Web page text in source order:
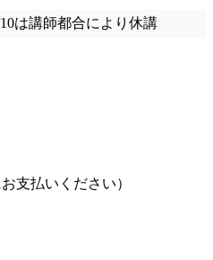
は講師都合により休講
支払いください）